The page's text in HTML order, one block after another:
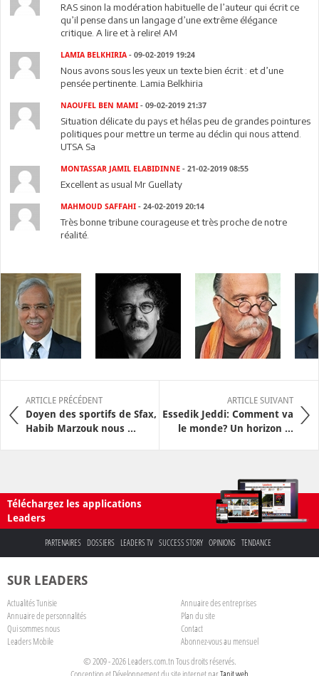
RAS sinon la modération habituelle de l’auteur qui écrit ce
qu’il pense dans un langage d’une extrême élégance
critique. A lire et à relire! AM
LAMIA BELKHIRIA- 09-02-2019 19:24
Nous avons sous les yeux un texte bien écrit : et d’une
pensée pertinente. Lamia Belkhiria
NAOUFEL BEN MAMI - 09-02-2019 21:37
Situation délicate du pays et hélas peu de grandes pointures
politiques pour mettre un terme au déclin qui nous attend.
UTSA Sa
MONTASSAR JAMIL ELABIDINNE - 21-02-2019 08:55
Excellent as usual Mr Guellaty
MAHMOUD SAFFAHI - 24-02-2019 20:14
Très bonne tribune courageuse et très proche de notre
réalité.
ARTICLE PRÉCÉDENT
Doyen des sportifs de Sfax,
Habib Marzouk nous ...
ARTICLE SUIVANT
Essedik Jeddi: Comment va
le monde? Un horizon ...
Téléchargez les applications
Leaders
PARTENAIRES DOSSIERS LEADERS TV SUCCESS STORY OPINIONS TENDANCE
SUR LEADERS
Actualités Tunisie
Annuaire des entreprises
Annuaire de personnalités
Plan du site
Qui sommes nous
Contact
Leaders Mobile
Abonnez-vous au mensuel
© 2009 - 2026 Leaders.com.tn Tous droits réservés.